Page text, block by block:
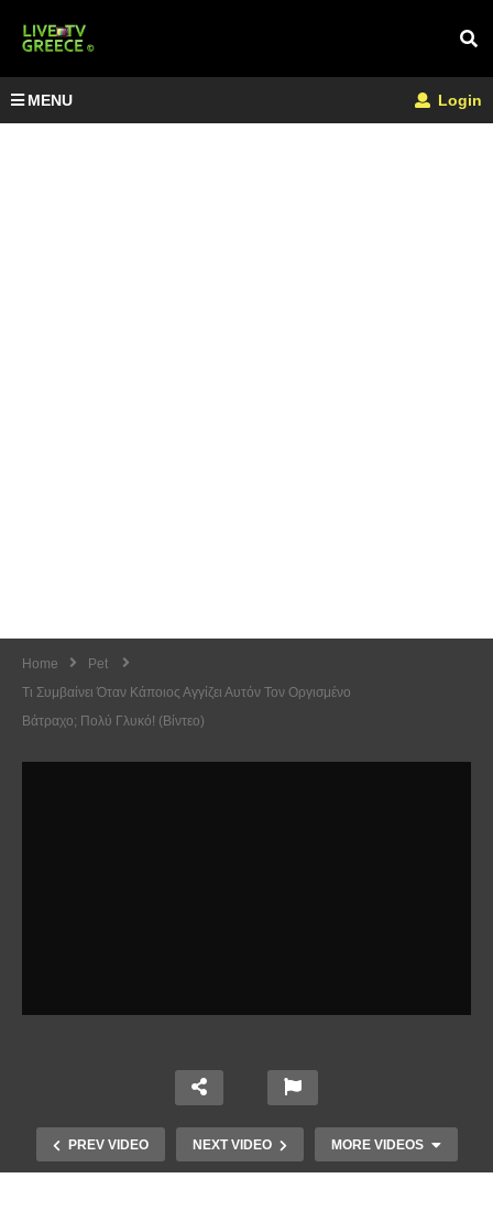
MENU Login
Home
Pet
Τι Συμβαίνει Όταν Κάποιος Αγγίζει Αυτόν Τον Οργισμένο
Βάτραχο; Πολύ Γλυκό! (Βίντεο)
PREV VIDEO NEXT VIDEO MORE VIDEOS